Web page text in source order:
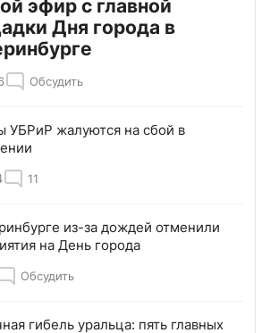
эфир с главной
Дня города в
Обсудить
УБРиР жалуются на сбой в
11
из-за дождей отменили
на День города
Обсудить
гибель уральца: пять главных